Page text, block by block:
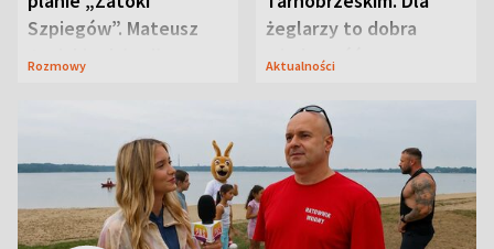
Szpiegów”. Mateusz
Janicki odsłonił
Rozmowy
żeglarzy to dobra
wiadomość
Aktualności